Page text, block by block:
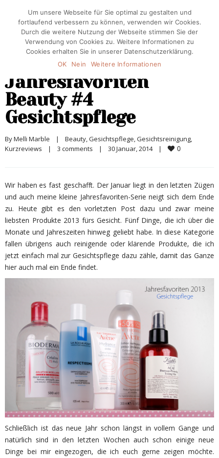
Jahresfavoriten
Beauty #4
Gesichtspflege
By Melli Marble | Beauty, Gesichtspflege, Gesichtsreinigung
Kurzreviews
| 3 comments | 30 Januar, 2014 | 0
Wir haben es fast geschafft. Der Januar liegt in den letzten Zügen
und auch meine kleine Jahresfavoriten-Serie neigt sich dem Ende
zu. Heute gibt es den vorletzten Post dazu und zwar meine
liebsten Produkte 2013 fürs Gesicht. Fünf Dinge, die ich über die
Monate und Jahreszeiten hinweg geliebt habe. In diese Kategorie
fallen übrigens auch reinigende oder klärende Produkte, die ich
jetzt einfach mal zur Gesichtspflege dazu zähle, damit das Ganze
hier auch mal ein Ende findet.
Schließlich ist das neue Jahr schon längst in vollem Gange und
natürlich sind in den letzten Wochen auch schon einige neue
Dinge bei mir eingezogen, die ich euch gerne zeigen möchte.
Um unsere Webseite für Sie optimal zu gestalten und
fortlaufend verbessern zu können, verwenden wir Cookies.
Durch die weitere Nutzung der Webseite stimmen Sie der
Verwendung von Cookies zu. Weitere Informationen zu
Cookies erhalten Sie in unserer Datenschutzerklärung.
OK
Nein Weitere Informationen